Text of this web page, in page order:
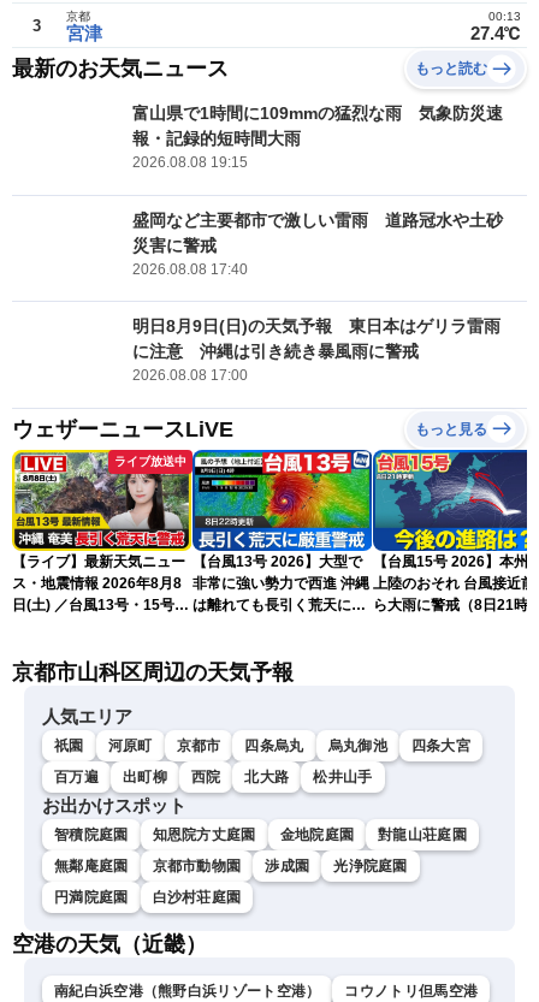
3 宮津
京都
27.4℃
00:13
最新のお天気ニュース もっと読む
富山県で1時間に109mmの猛烈な雨 気象防災速
報・記録的短時間大雨
2026.08.08 19:15
盛岡など主要都市で激しい雷雨 道路冠水や土砂
災害に警戒
2026.08.08 17:40
明日8月9日(日)の天気予報 東日本はゲリラ雷雨
に注意 沖縄は引き続き暴風雨に警戒
2026.08.08 17:00
ウェザーニュースLiVE もっと見る
ライブ放送中
【ライブ】最新天気ニュー
ス・地震情報 2026年8月8
日(土) ／台風13号・15号
ーニュースLiVEムーン・戸
【台風13号 2026】大型で
非常に強い勢力で西進 沖縄
は離れても長引く荒天に厳
【台風15号 2026】本州
上陸のおそれ 台風接近前
ら大雨に警戒（8日21時
京都市山科区周辺の天気予報
人気エリア
祇園 河原町 京都市 四条烏丸 烏丸御池
四条大宮
百万遍
出町柳 西院 北大路 松井山手
お出かけスポット
智積院庭園 知恩院方丈庭園 金地院庭園
對龍山荘庭園
無鄰庵庭園
京都市動物園 渉成園
光浄院庭園
円満院庭園
白沙村荘庭園
空港の天気（近畿）
南紀白浜空港（熊野白浜リゾート空港） コウノトリ但馬空港